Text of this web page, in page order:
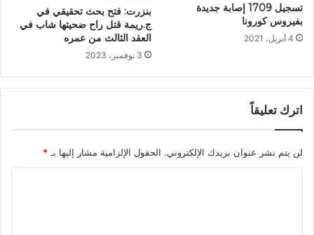
تسجيل 1709 إصابة جديدة
بفيروس كورونا
4 أبريل، 2021
بنزرت: فتح بحث تحقيقي في
ج.ريمة قتل راح ضحيتها شاب في
العقد الثالث من عمره
3 نوفمبر، 2023
اترك تعليقاً
لن يتم نشر عنوان بريدك الإلكتروني. الحقول الإلزامية مشار إليها بـ *